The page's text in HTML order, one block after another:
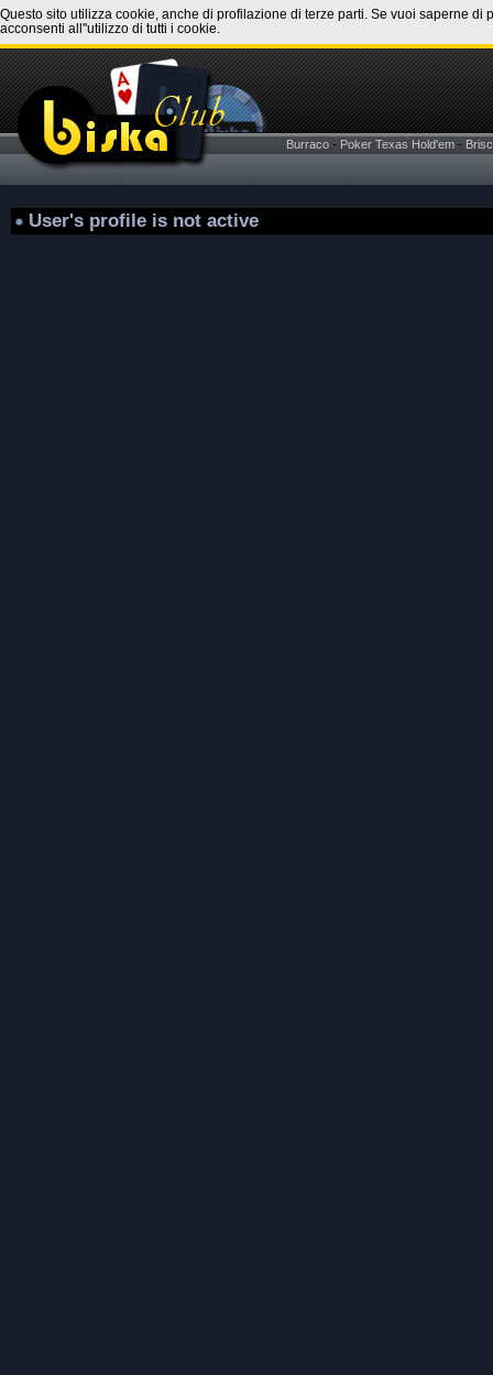
Questo sito utilizza cookie, anche di profilazione di terze parti. Se vuoi saperne
acconsenti all''utilizzo di tutti i cookie.
Burraco - Poker Texas Hold'em -
User's profile is not active